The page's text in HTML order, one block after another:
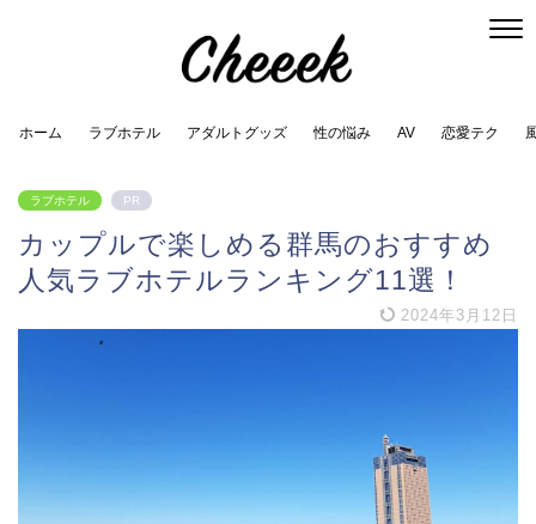
ホーム ラブホテル アダルトグッズ 性の悩み AV 恋愛テク
ラブホテル PR
カップルで楽しめる群馬のおすすめ
人気ラブホテルランキング11選！
2024年3月12日